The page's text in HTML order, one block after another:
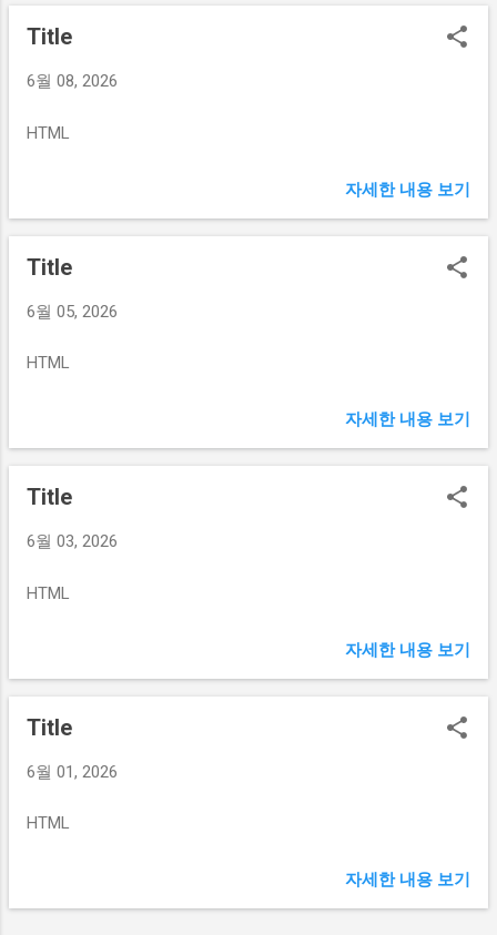
Title
6월 08, 2026
HTML
자세한 내용 보기
Title
6월 05, 2026
HTML
자세한 내용 보기
Title
6월 03, 2026
HTML
자세한 내용 보기
Title
6월 01, 2026
HTML
자세한 내용 보기